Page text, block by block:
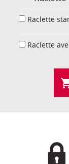
Raclette
Raclette